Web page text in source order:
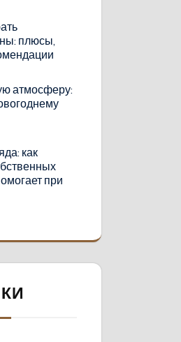
плюсы,
атмосферу:
как
при